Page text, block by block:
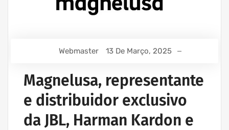
Webmaster 13 De Março, 2025
Magnelusa, representante
e distribuidor exclusivo
da JBL, Harman Kardon e